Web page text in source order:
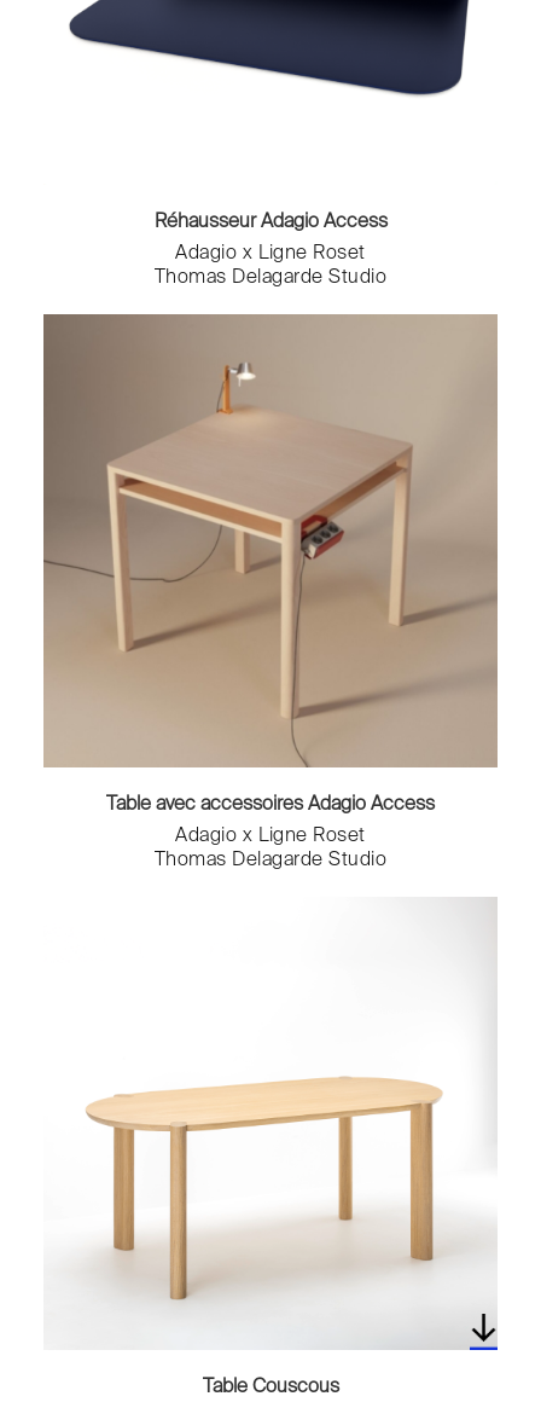
Réhausseur Adagio Access
Adagio x Ligne Roset
Thomas Delagarde Studio
Table avec accessoires Adagio Access
Adagio x Ligne Roset
Thomas Delagarde Studio
Table Couscous